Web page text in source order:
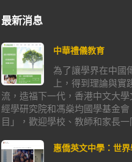
最新消息
中華禮儀教育
為了讓學界在中國
上，得到理論與
流，造福下一代，香港中文大
經學研究院和馮燊均國學基金
目」，歡迎學校、教師和家長一
惠僑英文中學：世